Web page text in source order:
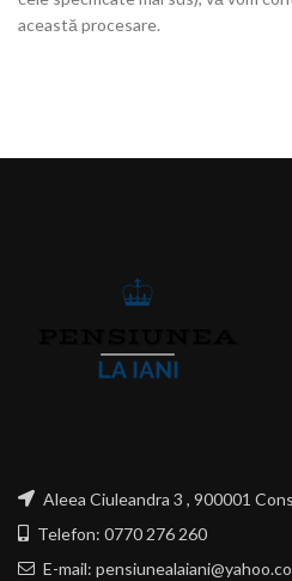
această procesare.
Aleea Ciuleandra 3 , 900001
Telefon: 0770 276 260
E-mail: